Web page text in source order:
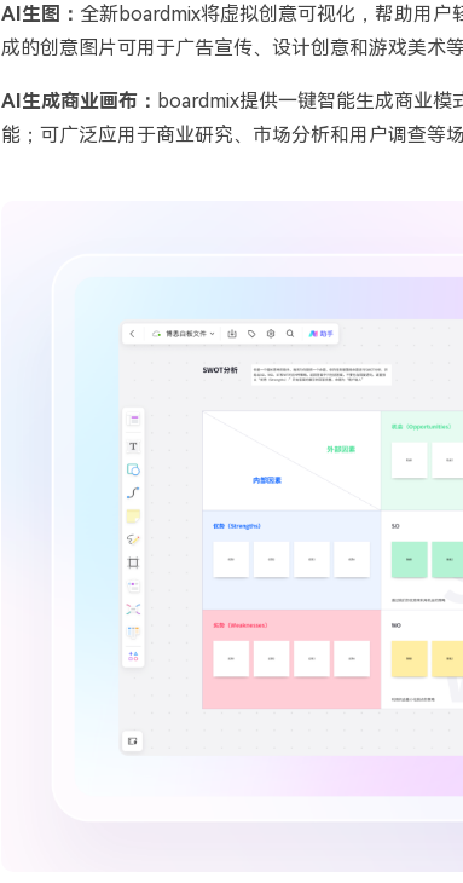
AI生图： 全新boardmix将虚拟创意可视化，帮助用户
成的创意图片可用于广告宣传、设计创意和游戏美术
AI生成商业画布： boardmix提供一键智能生成商业模
能； 可广泛应用于商业研究、市场分析和用户调查等